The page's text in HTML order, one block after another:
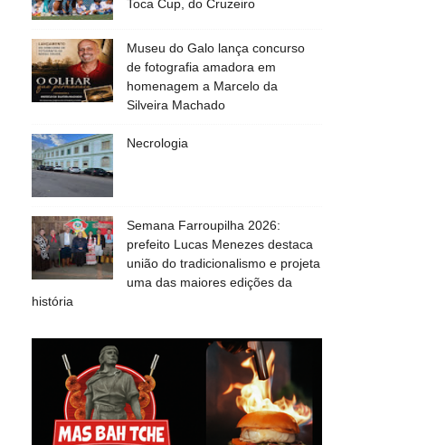
Toca Cup, do Cruzeiro
Museu do Galo lança concurso
de fotografia amadora em
homenagem a Marcelo da
Silveira Machado
Necrologia
Semana Farroupilha 2026:
prefeito Lucas Menezes destaca
união do tradicionalismo e projeta
uma das maiores edições da
história